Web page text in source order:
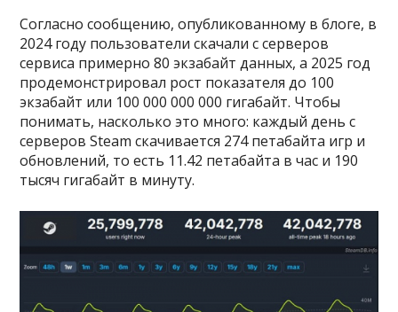
Согласно сообщению, опубликованному в блоге, в
2024 году пользователи скачали с серверов
сервиса примерно 80 экзабайт данных, а 2025 год
продемонстрировал рост показателя до 100
экзабайт или 100 000 000 000 гигабайт. Чтобы
понимать, насколько это много: каждый день с
серверов Steam скачивается 274 петабайта игр и
обновлений, то есть 11.42 петабайта в час и 190
тысяч гигабайт в минуту.